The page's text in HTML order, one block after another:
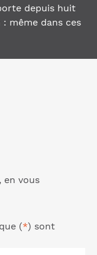
depuis huit
même dans ces
en vous
(*) sont